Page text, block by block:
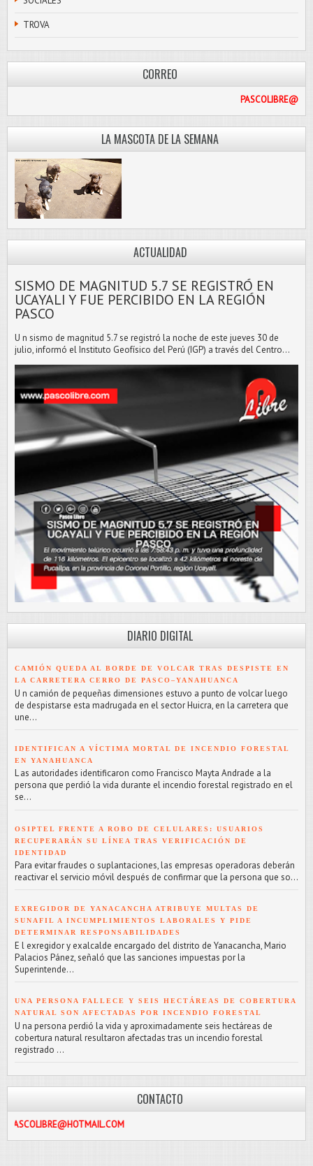
TROVA
CORREO
LA MASCOTA DE LA SEMANA
ACTUALIDAD
SISMO DE MAGNITUD 5.7 SE REGISTRÓ EN
UCAYALI Y FUE PERCIBIDO EN LA REGIÓN
PASCO
U n sismo de magnitud 5.7 se registró la noche de este jueves 30 de
julio, informó el Instituto Geofísico del Perú (IGP) a través del Centro...
DIARIO DIGITAL
CAMIÓN QUEDA AL BORDE DE VOLCAR TRAS DESPISTE EN
LA CARRETERA CERRO DE PASCO–YANAHUANCA
U n camión de pequeñas dimensiones estuvo a punto de volcar luego
de despistarse esta madrugada en el sector Huicra, en la carretera que
une...
IDENTIFICAN A VÍCTIMA MORTAL DE INCENDIO FORESTAL
EN YANAHUANCA
L as autoridades identificaron como Francisco Mayta Andrade a la
persona que perdió la vida durante el incendio forestal registrado en el
se...
OSIPTEL FRENTE A ROBO DE CELULARES: USUARIOS
RECUPERARÁN SU LÍNEA TRAS VERIFICACIÓN DE
IDENTIDAD
Para evitar fraudes o suplantaciones, las empresas operadoras deberán
reactivar el servicio móvil después de confirmar que la persona que so...
EXREGIDOR DE YANACANCHA ATRIBUYE MULTAS DE
SUNAFIL A INCUMPLIMIENTOS LABORALES Y PIDE
DETERMINAR RESPONSABILIDADES
E l exregidor y exalcalde encargado del distrito de Yanacancha, Mario
Palacios Pánez, señaló que las sanciones impuestas por la
Superintende...
UNA PERSONA FALLECE Y SEIS HECTÁREAS DE COBERTURA
NATURAL SON AFECTADAS POR INCENDIO FORESTAL
U na persona perdió la vida y aproximadamente seis hectáreas de
cobertura natural resultaron afectadas tras un incendio forestal
registrado ...
CONTACTO